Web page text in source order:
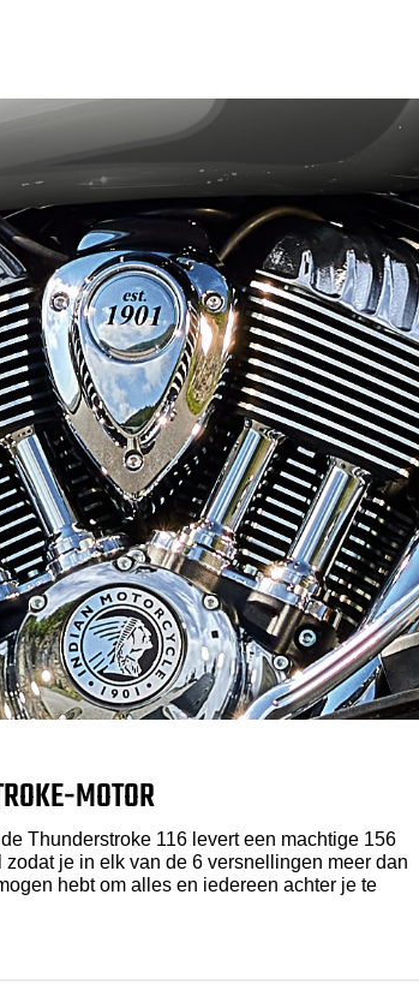
MOTOR
Thunderstroke 116 levert een machtige 156
zodat je in elk van de 6 versnellingen meer dan
hebt om alles en iedereen achter je te